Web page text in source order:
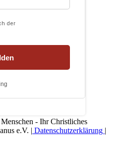
- Ihr Christliches
e.V. | Datenschutzerklärung |